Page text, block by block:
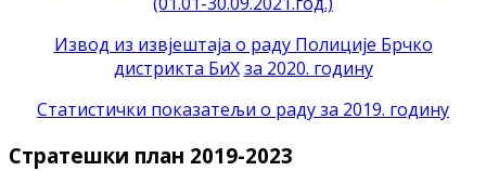
Извод из извјештаја о раду Полиције Брчко
дистрикта БиХ за 2020. годину
Статистички показатељи о раду за 2019. годину
Стратешки план 2019-2023